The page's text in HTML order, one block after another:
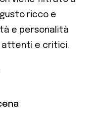
ricco e
e personalità
attenti e critici.